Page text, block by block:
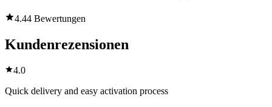
4.44 Bewertungen
Kundenrezensionen
4.0
Quick delivery and easy activation process